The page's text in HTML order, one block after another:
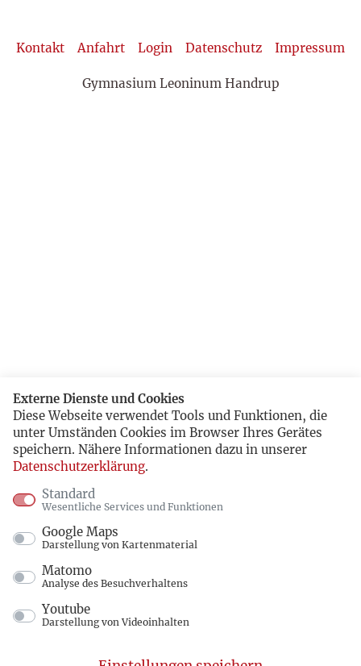
Kontakt Anfahrt Login Datenschutz Impressum
Gymnasium Leoninum Handrup
Externe Dienste und Cookies
Diese Webseite verwendet Tools und Funktionen, die
unter Umständen Cookies im Browser Ihres Gerätes
speichern. Nähere Informationen dazu in unserer
Datenschutzerklärung.
Standard
Wesentliche Services und Funktionen
Google Maps
Darstellung von Kartenmaterial
Matomo
Analyse des Besuchverhaltens
Youtube
Darstellung von Videoinhalten